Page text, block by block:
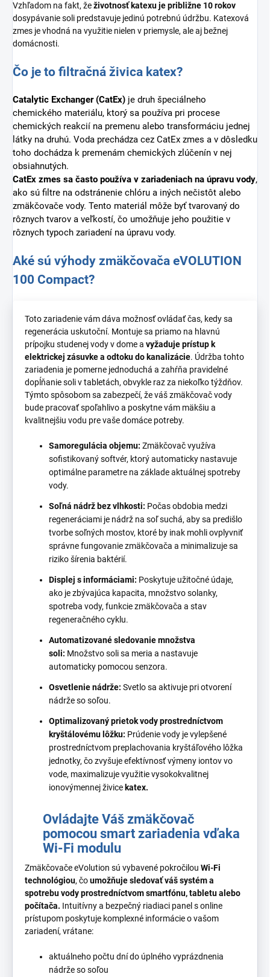
Vzhľadom na fakt, žeživotnosť katexu je približne 10 rokov
dosypávanie soli predstavuje jedinú potrebnú údržbu. Katexová
zmes je vhodná na využitie nielen v priemysle, ale aj bežnej
domácnosti.
Čo je to filtračná živica katex?
Catalytic Exchanger (CatEx) je druh špeciálneho
chemického materiálu, ktorý sa používa pri procese
chemických reakcií na premenu alebo transformáciu jednej
látky na druhú. Voda prechádza cez CatEx zmes a v dôsledku
toho dochádza k premenám chemických zlúčenín v nej
obsiahnutých.
CatEx zmes sa často používa v zariadeniach na úpravu vody,
ako sú filtre na odstránenie chlóru a iných nečistôt alebo
zmäkčovače vody. Tento materiál môže byť tvarovaný do
rôznych tvarov a veľkostí, čo umožňuje jeho použitie v
rôznych typoch zariadení na úpravu vody.
Aké sú výhody zmäkčovača eVOLUTION
100 Compact?
Toto zariadenie vám dáva možnosť ovládať čas, kedy sa
regenerácia uskutoční. Montuje sa priamo na hlavnú
prípojku studenej vody v dome a vyžaduje prístup k
elektrickej zásuvke a odtoku do kanalizácie. Údržba tohto
zariadenia je pomerne jednoduchá a zahŕňa pravidelné
dopĺňanie soli v tabletách, obvykle raz za niekoľko týždňov.
Týmto spôsobom sa zabezpečí, že váš zmäkčovač vody
bude pracovať spoľahlivo a poskytne vám mäkšiu a
kvalitnejšiu vodu pre vaše domáce potreby.
Samoregulácia objemu: Zmäkčovač využíva
sofistikovaný softvér, ktorý automaticky nastavuje
optimálne parametre na základe aktuálnej spotreby
vody.
Soľná nádrž bez vlhkosti: Počas obdobia medzi
regeneráciami je nádrž na soľ suchá, aby sa predišlo
tvorbe soľných mostov, ktoré by inak mohli ovplyvniť
správne fungovanie zmäkčovača a minimalizuje sa
riziko šírenia baktérií.
Displej s informáciami: Poskytuje užitočné údaje,
ako je zbývajúca kapacita, množstvo solanky,
spotreba vody, funkcie zmäkčovača a stav
regeneračného cyklu.
Automatizované sledovanie množstva
soli: Množstvo soli sa meria a nastavuje
automaticky pomocou senzora.
Osvetlenie nádrže: Svetlo sa aktivuje pri otvorení
nádrže so soľou.
Optimalizovaný prietok vody prostredníctvom
kryštálovému lôžku: Prúdenie vody je vylepšené
prostredníctvom preplachovania kryštáľového lôžka
jednotky, čo zvyšuje efektívnosť výmeny iontov vo
vode, maximalizuje využitie vysokokvalitnej
ionovýmennej živice katex.
Ovládajte Váš zmäkčovač
pomocou smart zariadenia vďaka
Wi-Fi modulu
Zmäkčovače eVolution sú vybavené pokročilou Wi-Fi
technológiou, čoumožňuje sledovať váš systém a
spotrebu vody prostredníctvom smartfónu, tabletu alebo
počítača. Intuitívny a bezpečný riadiaci panel s online
prístupom poskytuje komplexné informácie o vašom
zariadení, vrátane:
aktuálneho počtu dní do úplného vyprázdnenia
nádrže so soľou